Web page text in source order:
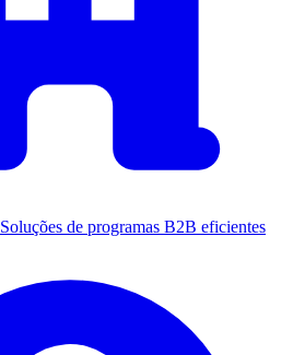
Soluções de programas B2B eficientes